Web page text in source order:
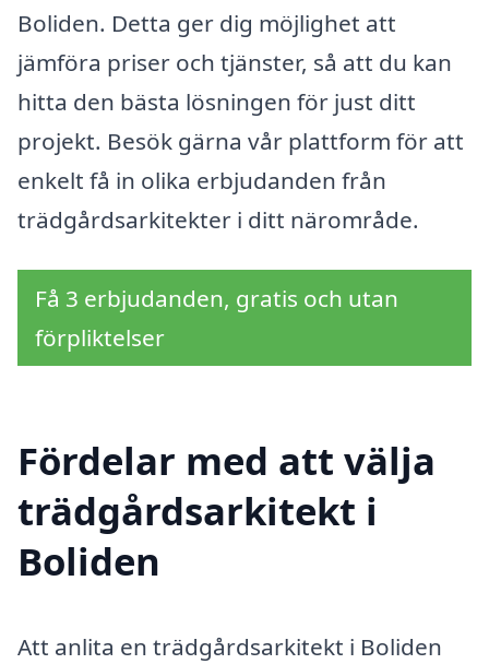
Boliden. Detta ger dig möjlighet att
jämföra priser och tjänster, så att du kan
hitta den bästa lösningen för just ditt
projekt. Besök gärna vår plattform för att
enkelt få in olika erbjudanden från
trädgårdsarkitekter i ditt närområde.
Få 3 erbjudanden, gratis och utan
förpliktelser
Fördelar med att välja
trädgårdsarkitekt i
Boliden
Att anlita en trädgårdsarkitekt i Boliden